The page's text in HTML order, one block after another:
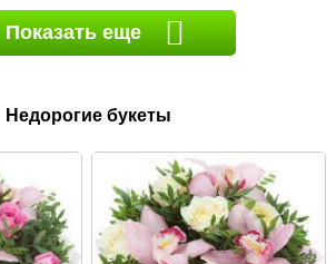
Показать еще
Недорогие букеты